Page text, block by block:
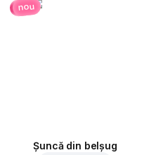
nou
Șuncă din belșug